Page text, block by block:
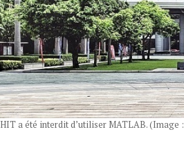
HIT a été interdit d’utiliser MATLAB. (Image :